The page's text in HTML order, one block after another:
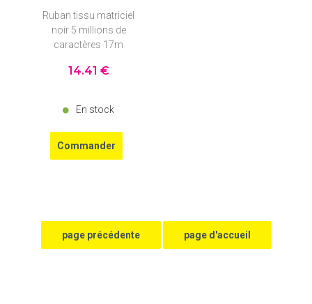
Ruban tissu matriciel
noir 5 millions de
caractères 17m
14.41 €
En stock